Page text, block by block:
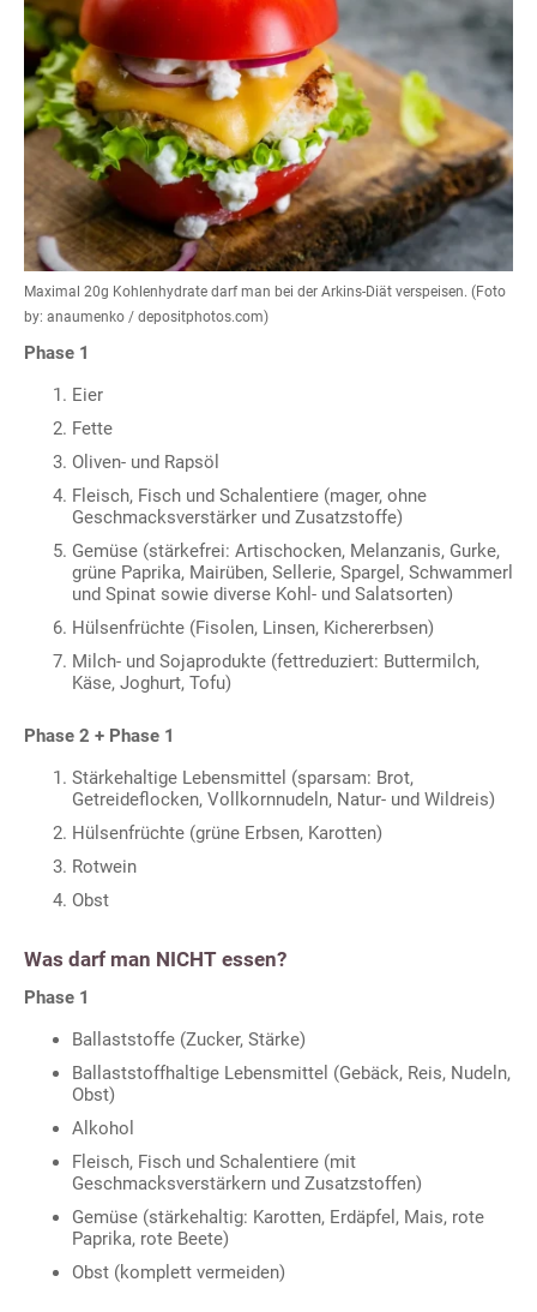
Maximal 20g Kohlenhydrate darf man bei der Arkins-Diät verspeisen. (Foto
by: anaumenko / depositphotos.com)
Phase 1
Eier
Fette
Oliven- und Rapsöl
Fleisch, Fisch und Schalentiere (mager, ohne
Geschmacksverstärker und Zusatzstoffe)
Gemüse (stärkefrei: Artischocken, Melanzanis, Gurke,
grüne Paprika, Mairüben, Sellerie, Spargel, Schwammerl
und Spinat sowie diverse Kohl- und Salatsorten)
Hülsenfrüchte (Fisolen, Linsen, Kichererbsen)
Milch- und Sojaprodukte (fettreduziert: Buttermilch,
Käse, Joghurt, Tofu)
Phase 2 + Phase 1
Stärkehaltige Lebensmittel (sparsam: Brot,
Getreideflocken, Vollkornnudeln, Natur- und Wildreis)
Hülsenfrüchte (grüne Erbsen, Karotten)
Rotwein
Obst
Was darf man NICHT essen?
Phase 1
Ballaststoffe (Zucker, Stärke)
Ballaststoffhaltige Lebensmittel (Gebäck, Reis, Nudeln,
Obst)
Alkohol
Fleisch, Fisch und Schalentiere (mit
Geschmacksverstärkern und Zusatzstoffen)
Gemüse (stärkehaltig: Karotten, Erdäpfel, Mais, rote
Paprika, rote Beete)
Obst (komplett vermeiden)